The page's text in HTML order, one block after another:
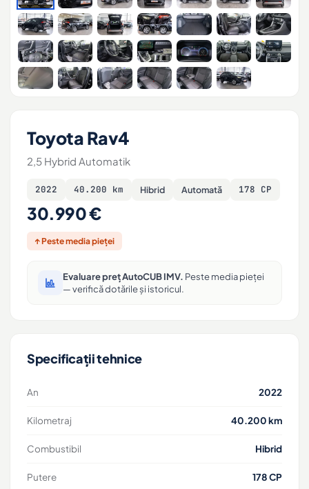
Toyota Rav4
2,5 Hybrid Automatik
2022 40.200 km Hibrid Automată 178 CP
30.990 €
↑ Peste media pieței
Evaluare preț AutoCUB IMV. Peste media pieței
— verifică dotările și istoricul.
Specificații tehnice
An 2022
Kilometraj 40.200 km
Combustibil Hibrid
Putere 178 CP